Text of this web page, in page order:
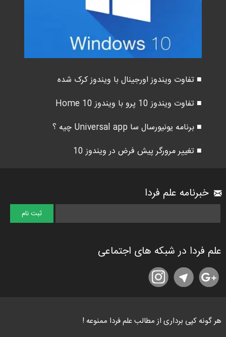
■ تفاوت ویندوز اورجینال با ویندوز کرک شده
■ تفاوت ویندوز 10 پرو با ویندوز 10 Home
■ برنامه یونیورسال سا Universal app چیه ؟
■ تغییر مرورگر پیش فرض در ویندوز 10
خبرنامه علم فردا
علم فردا در شبکه های اجتماعی
هر گونه کپی برداری از مطالب علم فردا ممنوعه !